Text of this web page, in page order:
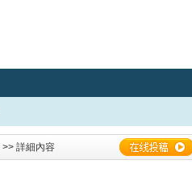
>> 詳細內容